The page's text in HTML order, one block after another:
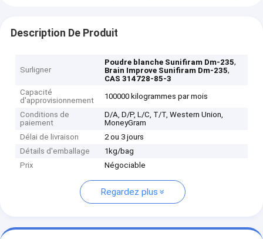
Description De Produit
Surligner
Poudre blanche Sunifiram Dm-235,
Brain Improve Sunifiram Dm-235,
CAS 314728-85-3
Capacité
d'approvisionnement
100000 kilogrammes par mois
Conditions de
paiement
D/A, D/P, L/C, T/T, Western Union,
MoneyGram
Délai de livraison
2 ou 3 jours
Détails d'emballage
1kg/bag
Prix
Négociable
Regardez plus